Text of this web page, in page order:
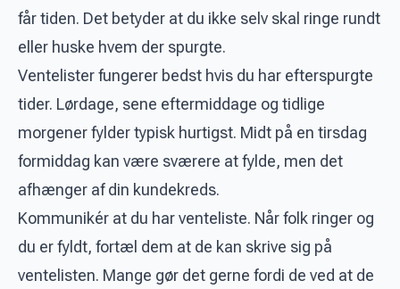
får tiden. Det betyder at du ikke selv skal ringe rundt
eller huske hvem der spurgte.
Ventelister fungerer bedst hvis du har efterspurgte
tider. Lørdage, sene eftermiddage og tidlige
morgener fylder typisk hurtigst. Midt på en tirsdag
formiddag kan være sværere at fylde, men det
afhænger af din kundekreds.
Kommunikér at du har venteliste. Når folk ringer og
du er fyldt, fortæl dem at de kan skrive sig på
ventelisten. Mange gør det gerne fordi de ved at de